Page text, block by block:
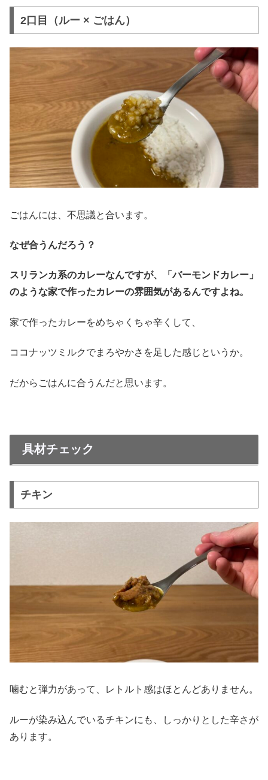
2口目（ルー × ごはん）
ごはんには、不思議と合います。
なぜ合うんだろう？
スリランカ系のカレーなんですが、「バーモンドカレー」
のような家で作ったカレーの雰囲気があるんですよね。
家で作ったカレーをめちゃくちゃ辛くして、
ココナッツミルクでまろやかさを足した感じというか。
だからごはんに合うんだと思います。
具材チェック
チキン
噛むと弾力があって、レトルト感はほとんどありません。
ルーが染み込んでいるチキンにも、しっかりとした辛さが
あります。